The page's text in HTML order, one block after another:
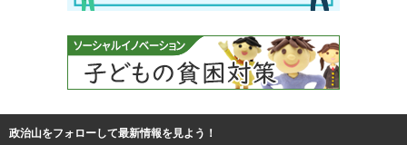
政治山をフォローして最新情報を見よう！